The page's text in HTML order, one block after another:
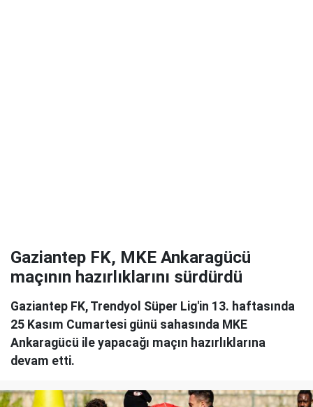
Gaziantep FK, MKE Ankaragücü
maçının hazırlıklarını sürdürdü
Gaziantep FK, Trendyol Süper Lig'in 13. haftasında
25 Kasım Cumartesi günü sahasında MKE
Ankaragücü ile yapacağı maçın hazırlıklarına
devam etti.